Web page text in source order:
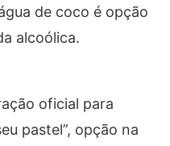
de coco é opção
alcoólica.
oficial para
pastel”, opção na